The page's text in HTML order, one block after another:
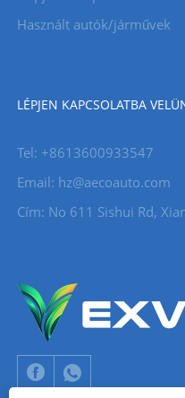
Használt autók/járművek
LÉPJEN KAPCSOLATBA
Tel: +8613600933547
Email: hz@aecoauto.com
Cím: No 611 Sishui Rd,